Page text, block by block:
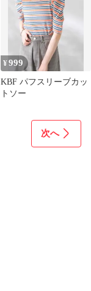
¥999
KBF パフスリーブカッ
トソー
次へ